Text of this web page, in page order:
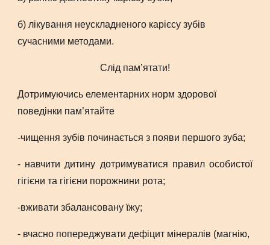
б) лікування неускладненого карієсу зубів
сучасними методами.
Слід пам’ятати!
Дотримуючись елементарних норм здорової
поведінки пам’ятайте
-чищення зубів починається з появи першого зуба;
- навчити дитину дотримуватися правил особистої
гігієни та гігієни порожнини рота;
-вживати збалансовану їжу;
- вчасно попереджувати дефіцит мінералів (магнію,